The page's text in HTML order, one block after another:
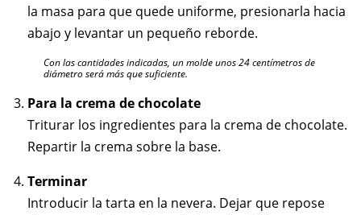
la masa para que quede uniforme, presionarla hacia
abajo y levantar un pequeño reborde.
Con las cantidades indicadas, un molde unos 24 centímetros de
diámetro será más que suficiente.
Para la crema de chocolate
Triturar los ingredientes para la crema de chocolate.
Repartir la crema sobre la base.
Terminar
Introducir la tarta en la nevera. Dejar que repose